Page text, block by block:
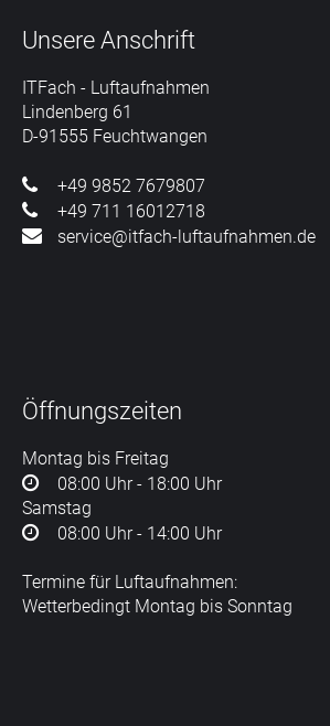
Unsere Anschrift
ITFach - Luftaufnahmen
Lindenberg 61
D-91555 Feuchtwangen
+49 9852 7679807
+49 711 16012718
service@itfach-luftaufnahmen.de
Öffnungszeiten
Montag bis Freitag
08:00 Uhr - 18:00 Uhr
Samstag
08:00 Uhr - 14:00 Uhr
Termine für Luftaufnahmen:
Wetterbedingt Montag bis Sonntag